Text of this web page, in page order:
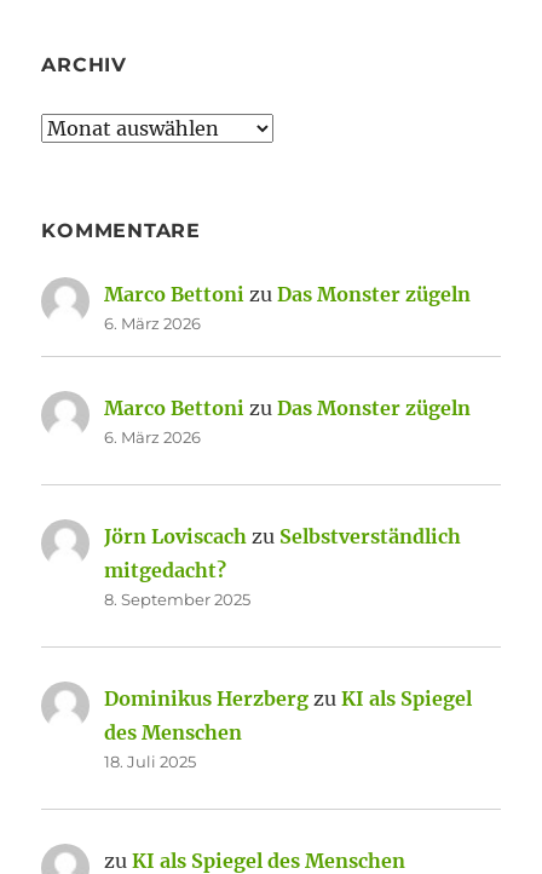
ARCHIV
Archiv
KOMMENTARE
Marco Bettoni zuDas Monster zügeln
6. März 2026
Marco Bettoni zuDas Monster zügeln
6. März 2026
Jörn Loviscach zu Selbstverständlich
mitgedacht?
8. September 2025
Dominikus Herzberg zuKI als Spiegel
des Menschen
18. Juli 2025
zuKI als Spiegel des Menschen